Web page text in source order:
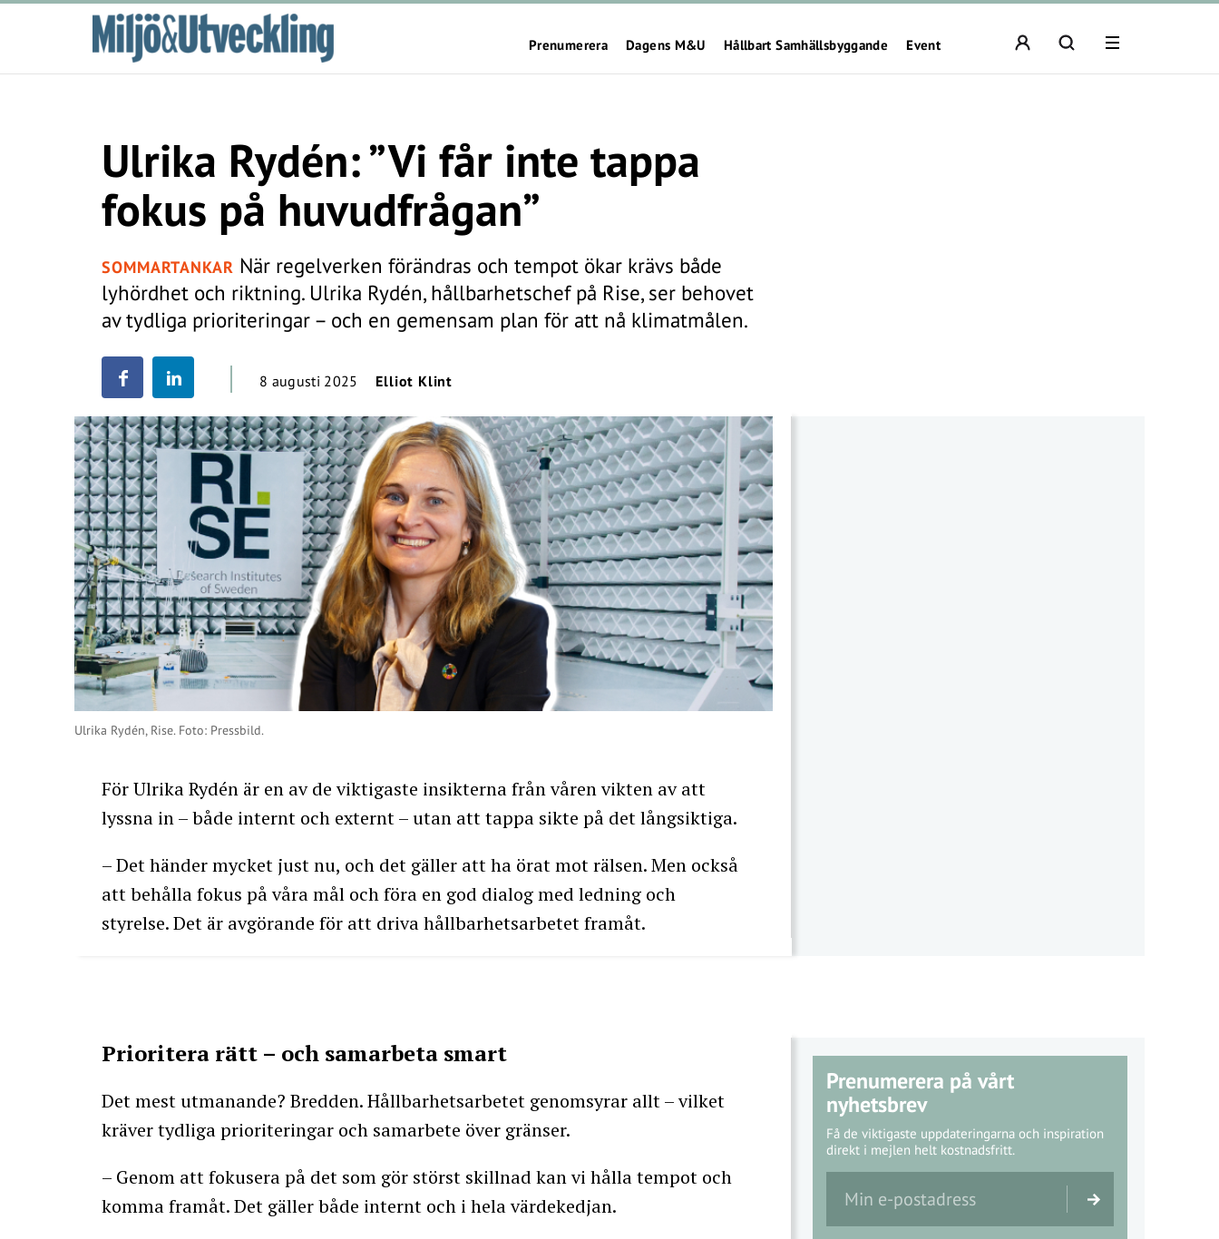
Prenumerera Dagens M&U Hållbart Samhällsbyggande Event
Ulrika Rydén: ”Vi får inte tappa
fokus på huvudfrågan”
SOMMARTANKAR När regelverken förändras och tempot ökar krävs både
lyhördhet och riktning. Ulrika Rydén, hållbarhetschef på Rise, ser behovet
av tydliga prioriteringar – och en gemensam plan för att nå klimatmålen.
8 augusti 2025 Elliot Klint
Ulrika Rydén, Rise. Foto: Pressbild.
För Ulrika Rydén är en av de viktigaste insikterna från våren vikten av att
lyssna in – både internt och externt – utan att tappa sikte på det långsiktiga.
– Det händer mycket just nu, och det gäller att ha örat mot rälsen. Men också
att behålla fokus på våra mål och föra en god dialog med ledning och
styrelse. Det är avgörande för att driva hållbarhetsarbetet framåt.
Prioritera rätt – och samarbeta smart
Det mest utmanande? Bredden. Hållbarhetsarbetet genomsyrar allt – vilket
kräver tydliga prioriteringar och samarbete över gränser.
– Genom att fokusera på det som gör störst skillnad kan vi hålla tempot och
komma framåt. Det gäller både internt och i hela värdekedjan.
Prenumerera på vårt
nyhetsbrev
Få de viktigaste uppdateringarna och inspiration
direkt i mejlen helt kostnadsfritt.